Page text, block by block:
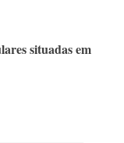
situadas em